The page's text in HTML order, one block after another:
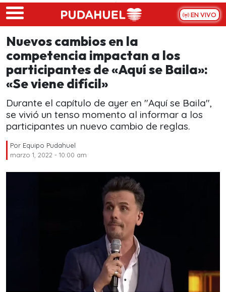
Skip to main content
EN VIVO
Nuevos cambios en la
competencia impactan a los
participantes de «Aquí se Baila»:
«Se viene difícil»
Durante el capítulo de ayer en "Aquí se Baila",
se vivió un tenso momento al informar a los
participantes un nuevo cambio de reglas.
Por Equipo Pudahuel
marzo 1, 2022 - 10:00 am